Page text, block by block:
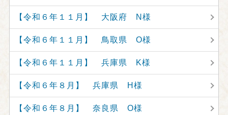
【令和６年１１月】 大阪府 N様
【令和６年１１月】 鳥取県 O様
【令和６年１１月】 兵庫県 K様
【令和６年８月】 兵庫県 H様
【令和６年８月】 奈良県 O様